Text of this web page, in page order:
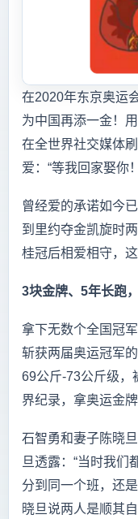
在2020年东京奥运
为中国再添一金！
在全世界社交媒体
爱：“等我回家娶你
曾经爱的承诺如今
到里约夺金凯旋时
桂冠后相爱相守，
3块金牌、5年长跑
拿下无数个全国冠
斩获两届奥运冠军
69公斤-73公斤级，
界纪录，拿奥运金
石智勇和妻子陈晓
旦透露：“当时我们
分到同一个班，还
晓旦说两人是顺其